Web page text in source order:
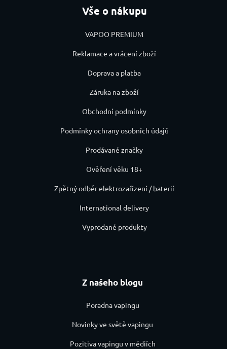
Vše o nákupu
VAPOO PREMIUM
Reklamace a vrácení zboží
Doprava a platba
Záruka na zboží
Obchodní podmínky
Podmínky ochrany osobních údajů
Prodávané značky
Ověření věku 18+
Zpětný odběr elektrozařízení / baterií
International delivery
Vyprodané produkty
Z našeho blogu
Poradna vapingu
Novinky ve světě vapingu
Pozitiva vapingu v médiích